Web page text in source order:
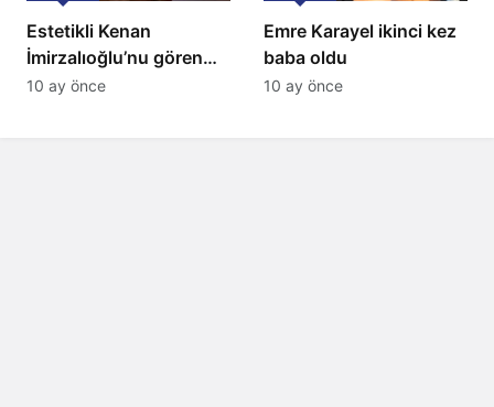
Estetikli Kenan
İmirzalıoğlu’nu gören
tanıyamıyor: Son hali
10 ay önce
Emre Karayel ikinci kez
baba oldu
10 ay önce